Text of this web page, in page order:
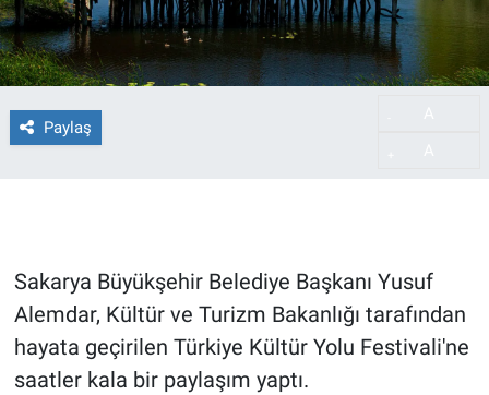
Paylaş
Sakarya Büyükşehir Belediye Başkanı Yusuf
Alemdar, Kültür ve Turizm Bakanlığı tarafından
hayata geçirilen Türkiye Kültür Yolu Festivali'ne
saatler kala bir paylaşım yaptı.